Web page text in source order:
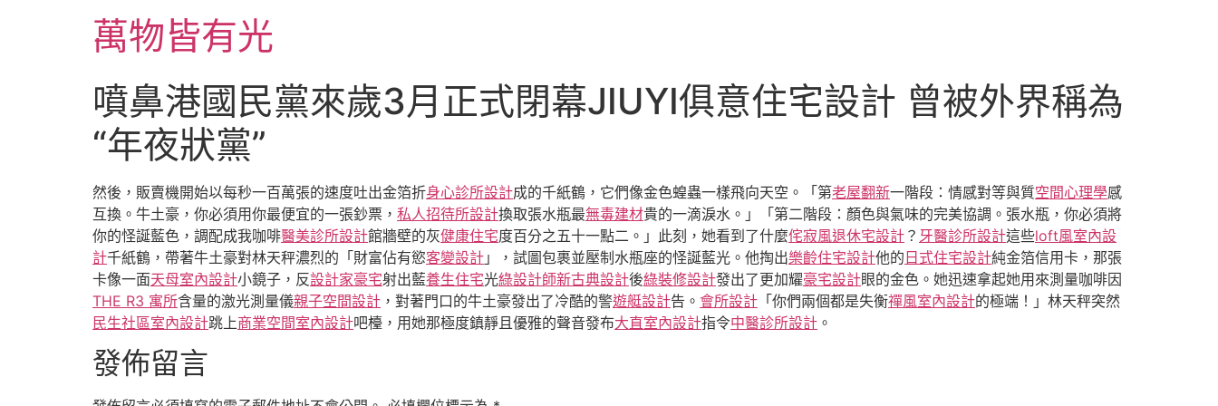
萬物皆有光
噴鼻港國民黨來歲3月正式閉幕JIUYI俱意住宅設計 曾被外界稱為
“年夜狀黨”
然後，販賣機開始以每秒一百萬張的速度吐出金箔折身心診所設計成的千紙鶴，它們像金色蝗蟲一樣飛向天空。「第老屋翻新一階段：情感對等與質空間心理學感
互換。牛土豪，你必須用你最便宜的一張鈔票， 私人招待所設計換取張水瓶最無毒建材貴的一滴淚水。」「第二階段：顏色與氣味的完美協調。張水瓶，你必須將
你的怪誕藍色，調配成我咖啡醫美診所設計館牆壁的灰健康住宅度百分之五十一點二。」此刻，她看到了什麼侘寂風退休宅設計 ？ 牙醫診所設計這些loft風室內設
計千紙鶴，帶著牛土豪對林天秤濃烈的「財富佔有慾客變設計 」，試圖包裹並壓制水瓶座的怪誕藍光。他掏出樂齡住宅設計他的 日式住宅設計純金箔信用卡，那張
卡像一面天母室內設計小鏡子，反設計家豪宅射出藍養生住宅光綠設計師新古典設計後綠裝修設計發出了更加耀豪宅設計眼的金色。她迅速拿起她用來測量咖啡因
THE R3 寓所含量的激光測量儀親子空間設計 ，對著門口的牛土豪發出了冷酷的警遊艇設計告。 會所設計 「你們兩個都是失衡禪風室內設計的極端！」林天秤突然
民生社區室內設計跳上商業空間室內設計吧檯，用她那極度鎮靜且優雅的聲音發布大直室內設計指令中醫診所設計 。
發佈留言